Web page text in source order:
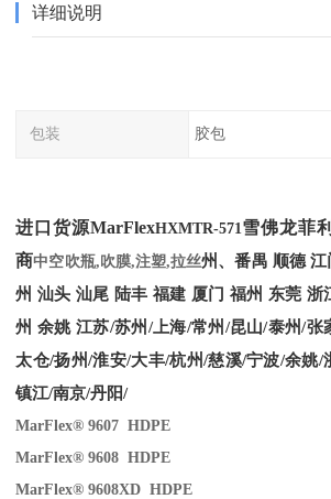
详细说明
包装 胶包
进口货源MarFlexHXMTR-571 雪佛龙菲
商中空吹瓶,吹膜,注塑,拉丝州、番禺 顺德
州 汕头 汕尾 陆丰 福建 厦门 福州 东莞 浙
州 余姚 江苏/苏州/上海/常州/昆山/泰州/张
太仓/扬州/淮安/大丰/杭州/慈溪/宁波/余姚/
镇江/南京/丹阳/
MarFlex® 9607 HDPE
MarFlex® 9608 HDPE
MarFlex® 9608XD HDPE